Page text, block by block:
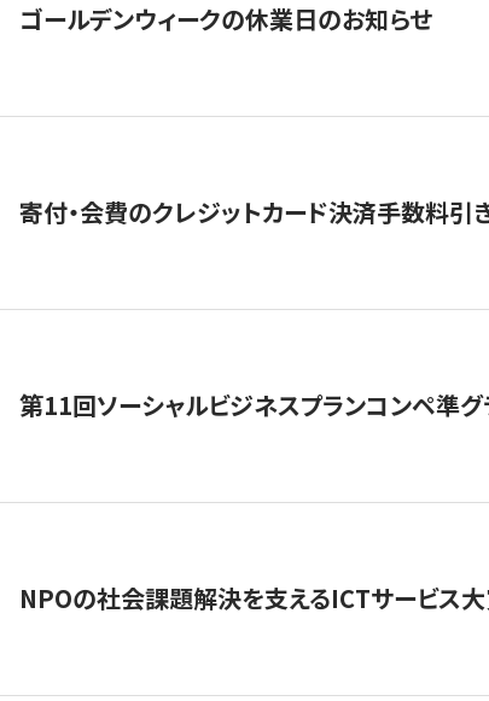
ゴールデンウィークの休業日のお知らせ
寄付・会費のクレジットカード決済手数料引
第11回ソーシャルビジネスプランコンペ準グ
NPOの社会課題解決を支えるICTサービス